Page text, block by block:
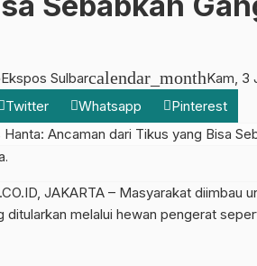
Ekspos Sulbarcalendar_monthKam, 3
Twitter Whatsapp Pinterest
JAKARTA – Masyarakat
ditularkan melalui hewan pengerat